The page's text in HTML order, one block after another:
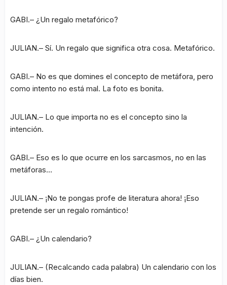
GABI.– ¿Un regalo metafórico?
JULIAN.– Sí. Un regalo que significa otra cosa. Metafórico.
GABI.– No es que domines el concepto de metáfora, pero
como intento no está mal. La foto es bonita.
JULIAN.– Lo que importa no es el concepto sino la
intención.
GABI.– Eso es lo que ocurre en los sarcasmos, no en las
metáforas…
JULIAN.– ¡No te pongas profe de literatura ahora! ¡Eso
pretende ser un regalo romántico!
GABI.– ¿Un calendario?
JULIAN.– (Recalcando cada palabra) Un calendario con los
días bien.